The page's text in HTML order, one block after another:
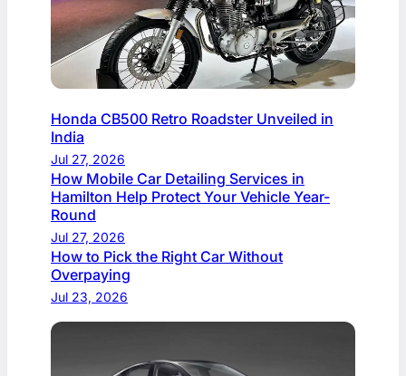
Honda CB500 Retro Roadster Unveiled in
India
Jul 27, 2026
How Mobile Car Detailing Services in
Hamilton Help Protect Your Vehicle Year-
Round
Jul 27, 2026
How to Pick the Right Car Without
Overpaying
Jul 23, 2026